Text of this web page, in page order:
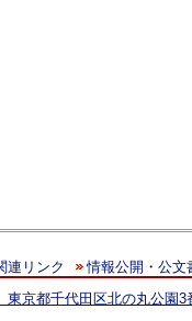
連リンク
情報公開・公文
京都千代田区北の丸公園3